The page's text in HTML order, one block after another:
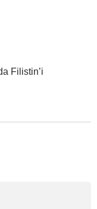
Filistin’i